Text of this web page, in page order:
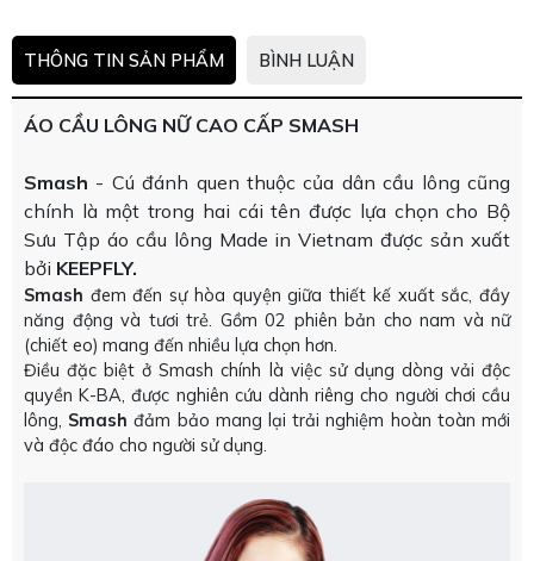
THÔNG TIN SẢN PHẨM BÌNH LUẬN
ÁO CẦU LÔNG NỮ CAO CẤP SMASH
Smash - Cú đánh quen thuộc của dân cầu lông cũng
chính là một trong hai cái tên được lựa chọn cho Bộ
Sưu Tập áo cầu lông Made in Vietnam được sản xuất
bởi KEEPFLY.
Smash đem đến sự hòa quyện giữa thiết kế xuất sắc, đầy
năng động và tươi trẻ. Gồm 02 phiên bản cho nam và nữ
(chiết eo) mang đến nhiều lựa chọn hơn.
Điều đặc biệt ở Smash chính là việc sử dụng dòng vải độc
quyền K-BA, được nghiên cứu dành riêng cho người chơi cầu
lông, Smash đảm bảo mang lại trải nghiệm hoàn toàn mới
và độc đáo cho người sử dụng.